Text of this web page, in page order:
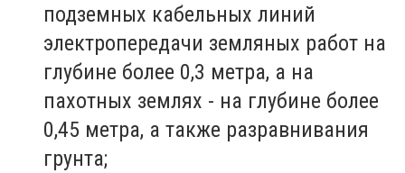
подземных кабельных линий
электропередачи земляных работ на
глубине более 0,3 метра, а на
пахотных землях - на глубине более
0,45 метра, а также разравнивания
грунта;